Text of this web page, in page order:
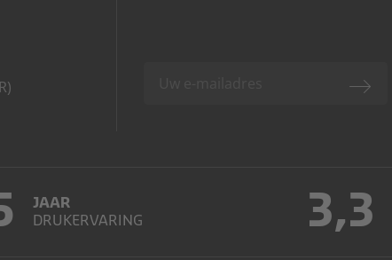
JAAR
DRUKERVARING
3,3